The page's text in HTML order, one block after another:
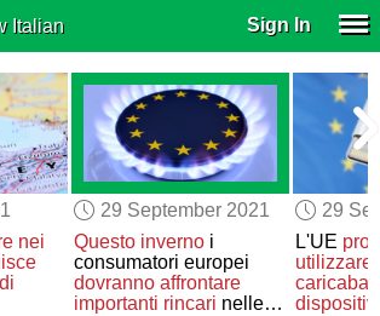
Italian Sign In
nei
29 September 2021
Questo invernoi
consumatori europei
dovranno affrontare
importanti rincari nelle
29
L'UE
utilizzare
dispositivi